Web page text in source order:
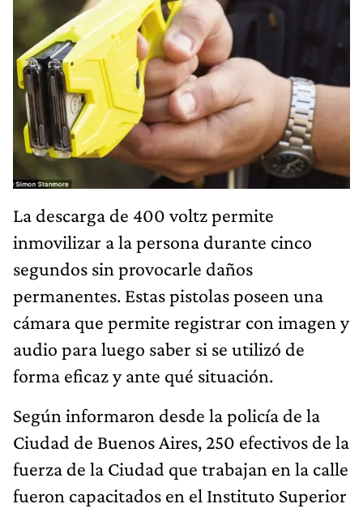
La descarga de 400 voltz permite
inmovilizar a la persona durante cinco
segundos sin provocarle daños
permanentes. Estas pistolas poseen una
cámara que permite registrar con imagen y
audio para luego saber si se utilizó de
forma eficaz y ante qué situación.
Según informaron desde la policía de la
Ciudad de Buenos Aires, 250 efectivos de la
fuerza de la Ciudad que trabajan en la calle
fueron capacitados en el Instituto Superior